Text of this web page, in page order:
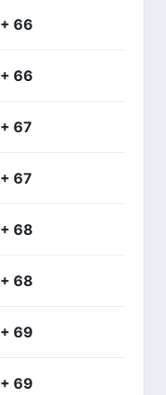
+ 66
+ 66
+ 67
+ 67
+ 68
+ 68
+ 69
+ 69